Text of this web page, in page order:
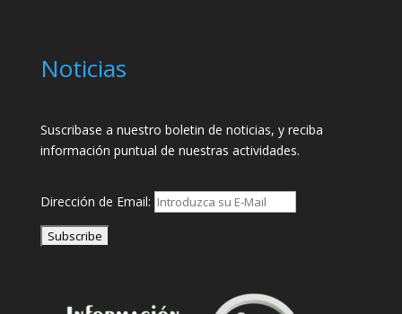
Noticias
Suscribase a nuestro boletin de noticias, y reciba
información puntual de nuestras actividades.
Dirección de Email: